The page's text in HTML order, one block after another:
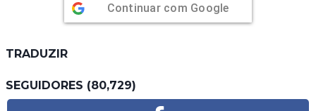
Continuar com Google
TRADUZIR
SEGUIDORES (80,729)